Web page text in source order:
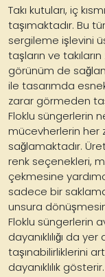
Takı kutuları, iç
taşımaktadır. Bu
sergileme işlevini
taşların ve
görünüm de
ile tasarımda
zarar görmeden
Floklu süngerlerin
mücevherlerin her
sağlamaktadır.
renk seçenekleri,
çekmesine
sadece bir
unsura
Floklu süngerlerin
dayanıklılığı da
taşınabilirliklerini
dayanıklılık